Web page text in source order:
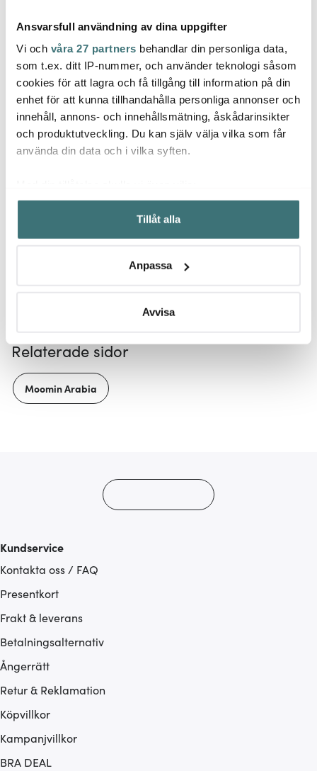
Ansvarsfull användning av dina uppgifter
Vi och våra 27 partners behandlar din personliga data,
som t.ex. ditt IP-nummer, och använder teknologi såsom
cookies för att lagra och få tillgång till information på din
enhet för att kunna tillhandahålla personliga annonser och
innehåll, annons- och innehållsmätning, åskådarinsikter
och produktutveckling. Du kan själv välja vilka som får
använda din data och i vilka syften.
Samla in information om din geografiska plats som
kan ha en noggrannhet på upp till flera meter
Identifiera din enhet genom att aktivt skanna den för
Ta reda på mer om hur dina personliga uppgifter
Du kan ändra eller dra tillbaka ditt samtycke när som
Vi använder cookies för att innehållet och annonserna
ska anpassas efter det som vi tror att du tycker om. Det
gör också att vi kan analysera vår trafik och göra
Tillåt alla
Anpassa
Avvisa
Moomin Arabia
Muminmugg 30 cl En
dag på stranden
Sommar 2025
329 kr
Moomin Arabia
Muminmugg 30 cl
Sommardans
321 kr
Låt dig inspireras av våra kunder
Relaterade sidor
Moomin Arabia
Kundservice
Kontakta oss / FAQ
Presentkort
Frakt & leverans
Betalningsalternativ
Ångerrätt
Retur & Reklamation
Köpvillkor
Kampanjvillkor
BRA DEAL